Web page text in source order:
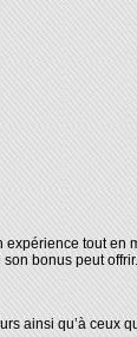
expérience tout en
bonus peut offrir.
ainsi qu’à